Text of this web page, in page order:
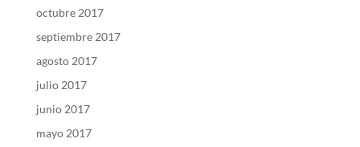
octubre 2017
septiembre 2017
agosto 2017
julio 2017
junio 2017
mayo 2017